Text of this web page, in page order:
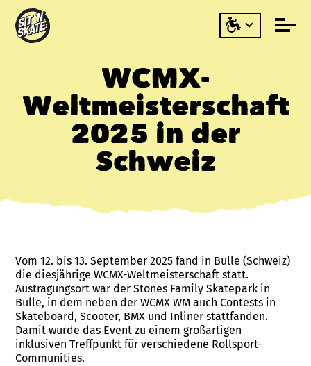
WCMX-
Weltmeisterschaft
2025 in der
Schweiz
Vom 12. bis 13. September 2025 fand in Bulle (Schweiz)
die diesjährige WCMX-Weltmeisterschaft statt.
Austragungsort war der Stones Family Skatepark in
Bulle, in dem neben der WCMX WM auch Contests in
Skateboard, Scooter, BMX und Inliner stattfanden.
Damit wurde das Event zu einem großartigen
inklusiven Treffpunkt für verschiedene Rollsport-
Communities.